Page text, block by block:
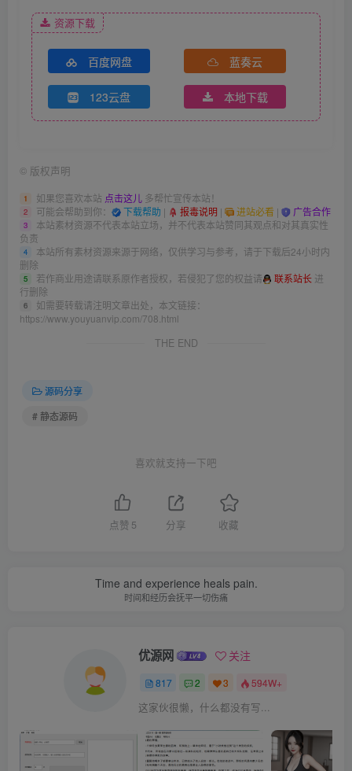
资源下载
百度网盘 蓝奏云
123云盘 本地下载
© 版权声明
1 如果您喜欢本站 点击这儿 多帮忙宣传本站！
2 可能会帮助到你： 下载帮助 | 报毒说明 | 进站必看 | 广告合作
3
本站素材资源不代表本站立场，并不代表本站赞同其观点和对其真实性
负责
4
本站所有素材资源来源于网络，仅供学习与参考，请于下载后24小时内
删除
5 若作商业用途请联系原作者授权，若侵犯了您的权益请 联系站长 进
行删除
6
如需要转载请注明文章出处，本文链接：
https://www.youyuanvip.com/708.html
THE END
源码分享
# 静态源码
喜欢就支持一下吧
点赞 5 分享 收藏
Time and experience heals pain.
时间和经历会抚平一切伤痛
优源网 关注
817 2 3 594W+
这家伙很懒，什么都没有写...